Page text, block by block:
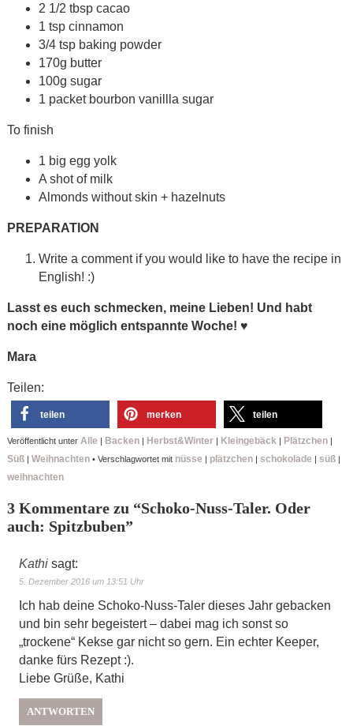
2 1/2 tbsp cacao
1 tsp cinnamon
3/4 tsp baking powder
170g butter
100g sugar
1 packet bourbon vanillla sugar
To finish
1 big egg yolk
A shot of milk
Almonds without skin + hazelnuts
PREPARATION
Write a comment if you would like to have the recipe in
English! :)
Lasst es euch schmecken, meine Lieben! Und habt
noch eine möglich entspannte Woche! ♥
Mara
Teilen:
teilen merken teilen
Veröffentlicht unter Alle | Backen| Herbst&Winter| Kleingebäck | Plätzchen|
Süß| Weihnachten• Verschlagwortet mit nüsse | plätzchen| schokolade | süß|
weihnachten
3 Kommentare zu “Schoko-Nuss-Taler. Oder
auch: Spitzbuben”
Kathi sagt:
5. Dezember 2016 um 13:51 Uhr
Ich hab deine Schoko-Nuss-Taler dieses Jahr gebacken
und bin sehr begeistert – dabei mag ich sonst so
„trockene“ Kekse gar nicht so gern. Ein echter Keeper,
danke fürs Rezept :).
Liebe Grüße, Kathi
ANTWORTEN